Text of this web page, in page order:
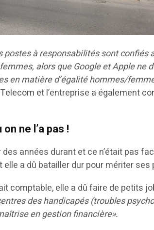
postes à responsabilités sont
alors que Google et Apple ne
en matière d’égalité hommes/
et l’entreprise a également
ne l’a pas !
années durant et ce n’était pas
elle a dû batailler dur pour mériter
comptable, elle a dû faire de petits
des handicapés (troubles
en gestion financière».